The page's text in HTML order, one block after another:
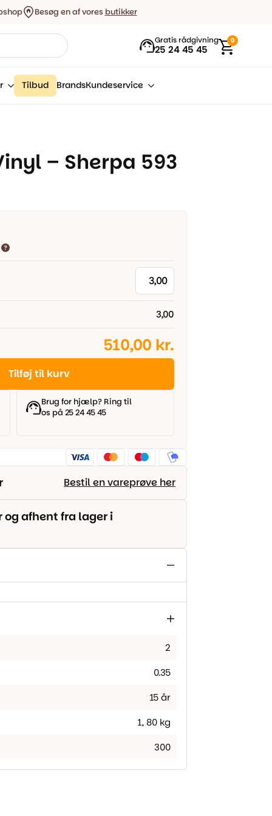
Besøg en af vores butikker
Gratis rådgivning
25 24 45 45
0
Tilbud BrandsKundeservice
– Sherpa 593
3,00
510,00 kr.
Tilføj til kurv
Brug for hjælp? Ring til
os på 25 24 45 45
Bestil en vareprøve her
afhent fra lager i
2
0.35
15 år
1, 80 kg
300